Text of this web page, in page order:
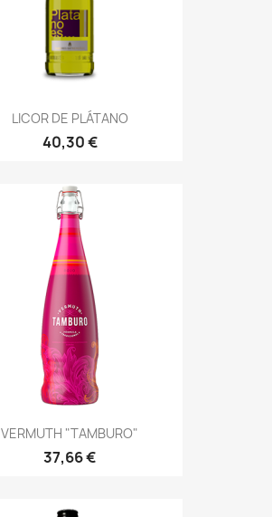
LICOR DE PLÁTANO
40,30 €
VERMUTH "TAMBURO"
37,66 €